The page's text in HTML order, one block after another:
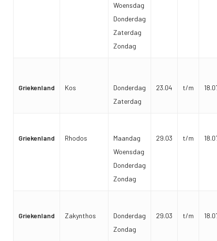
Woensdag
Donderdag
Zaterdag
Zondag
Griekenland Kos
Donderdag
Zaterdag
23.04 t/m
Griekenland Rhodos
Maandag
Woensdag
Donderdag
Zondag
29.03 t/m
Griekenland Zakynthos
Donderdag
Zondag
29.03 t/m